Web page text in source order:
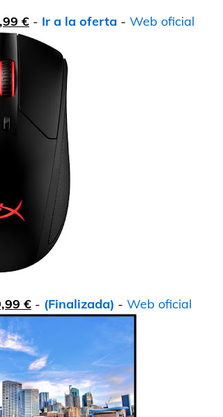
€ - Ir a la oferta - Web oficial
€ - (Finalizada) - Web oficial